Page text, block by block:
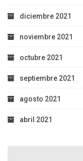
diciembre 2021
noviembre 2021
octubre 2021
septiembre 2021
agosto 2021
abril 2021